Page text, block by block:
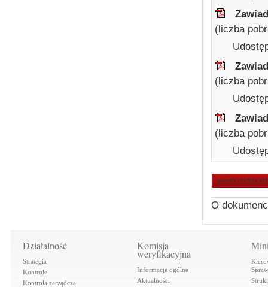
(liczba
(liczba
(liczba
powrót do listy
O
Działalność
Strategia
Kontrole
Kontrola zarządcza
Komisja
weryfikacyjna
Informacje ogólne
Aktualności